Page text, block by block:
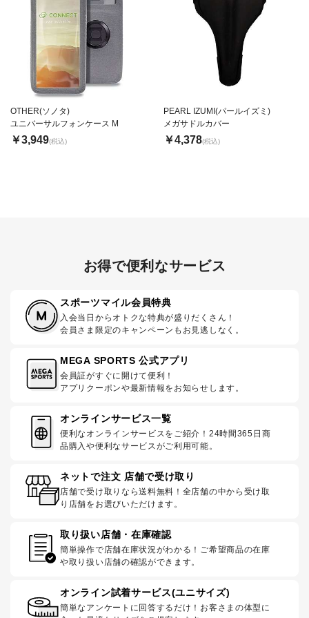
OTHER(ソノタ)
ユニバーサルフォンケース M
￥3,949(税込)
PEARL IZUMI(パールイズミ)
メガサドルカバー
￥4,378(税込)
お得で便利なサービス
スポーツマイル会員特典
入会当日からオトクな特典が盛りだくさん！
会員さま限定のキャンペーンもお見逃しなく。
MEGA SPORTS 公式アプリ
会員証がすぐに開けて便利！
アプリクーポンや最新情報をお知らせします。
オンラインサービス一覧
便利なオンラインサービスをご紹介！24時間365日商
品購入や便利なサービスがご利用可能。
ネットで注文 店舗で受け取り
店舗で受け取りなら送料無料！全店舗の中から受け取
り店舗をお選びいただけます。
取り扱い店舗・在庫確認
簡単操作で店舗在庫状況がわかる！ご希望商品の在庫
や取り扱い店舗の確認ができます。
オンライン試着サービス(ユニサイズ)
簡単なアンケートに回答するだけ！お客さまの体型に